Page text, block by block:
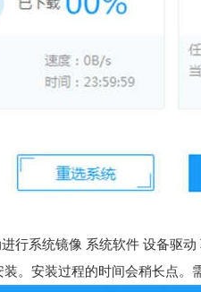
行系统镜像 系统软件 设备驱
。安装过程的时间会稍长点。